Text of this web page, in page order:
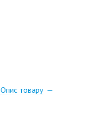
Опис товару